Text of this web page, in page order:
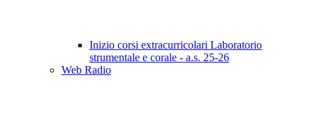
Inizio corsi extracurricolari Laboratorio
strumentale e corale - a.s. 25-26
Web Radio